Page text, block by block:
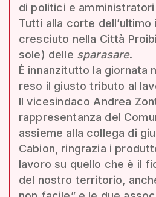
di politici e
Tutti alla corte dell’ultimo
cresciuto nella Città
sole) delle sparasare.
È innanzitutto la giornata
reso il giusto tributo al
Il vicesindaco Andrea
rappresentanza del
assieme alla collega di
Cabion, ringrazia i
lavoro su quello che è il
del nostro territorio,